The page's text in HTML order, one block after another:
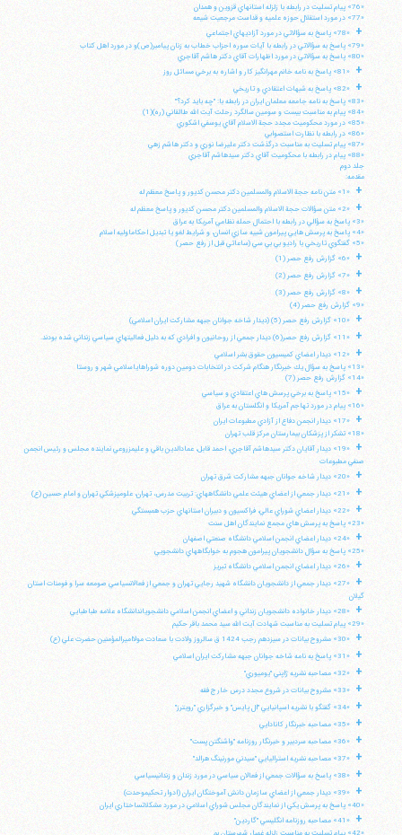
«76» پيام تسليت در رابطه با زلزله استانهاي قزوين و همدان
«77» در مورد استقلال حوزه علميه و قداست مرجعيت شيعه
+
«78» پاسخ به سؤالاتي در مورد آزاديهاي اجتماعي
«79» پاسخ به سؤالاتي در رابطه با آيات سوره احزاب خطاب به زنان پيامبر(ص)و در مورد اهل كتاب
«80» پاسخ به سؤالاتي در مورد اظهارات آقاي دكتر هاشم آقاجري
+ «81» پاسخ به نامه خانم مهرانگيز كار و اشاره به برخي مسائل روز
+
«82» پاسخ به شبهات اعتقادي و تاريخي
«83» پاسخ به نامه جامعه معلمان ايران در رابطه با: "چه بايد كرد؟"
«84» پيام به مناسبت بيست و سومين سالگرد رحلت آيت الله طالقاني (ره)(1)
«85» در مورد محكوميت مجدد حجة الاسلام آقاي يوسفي اشكوري
«86» در رابطه با نظارت استصوابي
«87» پيام تسليت به مناسبت درگذشت دكتر عليرضا نوري و دكتر هاشم زهي
«88» پيام در رابطه با محكوميت آقاي دكتر سيدهاشم آقاجري
جلد دوم
مقدمه:
+ «1» متن نامه حجة الاسلام والمسلمين دكتر محسن كديور و پاسخ معظم له
+
«2» متن سؤالات حجة الاسلام والمسلمين دكتر محسن كديور و پاسخ معظم له
«3» پاسخ به سؤالي در رابطه با احتمال حمله نظامي آمريكا به عراق
«4» پاسخ به پرسش هايي پيرامون شبيه سازي انسان، و شرايط لغو يا تبديل احكاماوليه اسلام
«5» گفتگوي تاريخي با راديو بي بي سي (ساعاتي قبل از رفع حصر)
+ «6» گزارش رفع حصر (1)
+ «7» گزارش رفع حصر (2)
+
«8» گزارش رفع حصر (3)
«9» گزارش رفع حصر (4)
+ «10» گزارش رفع حصر (5) (ديدار شاخه جوانان جبهه مشاركت ايران اسلامي)
+ «11» گزارش رفع حصر(6) ديدار جمعي از روحانيون و افرادي كه به دليل فعاليتهاي سياسي زنداني شده بودند.
+
«12» ديدار اعضاي كميسيون حقوق بشر اسلامي
«13» پاسخ به سؤال يك خبرنگار هنگام شركت در انتخابات دومين دوره شوراهاياسلامي شهر و روستا
«14» گزارش رفع حصر (7)
+
«15» پاسخ به برخي پرسش هاي اعتقادي و سياسي
«16» پيام در مورد تهاجم آمريكا و انگلستان به عراق
+
«17» ديدار انجمن دفاع از آزادي مطبوعات ايران
«18» تشكر از پزشكان بيمارستان مركز قلب تهران
+
«19» ديدار آقايان دكتر سيدهاشم آقاجري، احمد قابل، عمادالدين باقي و عليمزروعي نماينده مجلس و رئيس انجمن
صنفي مطبوعات
+ «20» ديدار شاخه جوانان جبهه مشاركت شرق تهران
+ «21» ديدار جمعي از اعضاي هيئت علمي دانشگاههاي: تربيت مدرس، تهران، علومپزشكي تهران و امام حسين (ع)
+
«22» ديدار اعضاي شوراي عالي، فراكسيون و دبيران استانهاي حزب همبستگي
«23» پاسخ به پرسش هاي مجمع نمايندگان اهل سنت
+
«24» ديدار اعضاي انجمن اسلامي دانشگاه صنعتي اصفهان
«25» پاسخ به سؤال دانشجويان پيرامون هجوم به خوابگاههاي دانشجويي
+ «26» ديدار اعضاي انجمن اسلامي دانشگاه تبريز
+
«27» ديدار جمعي از دانشجويان دانشگاه شهيد رجايي تهران و جمعي از فعالانسياسي صومعه سرا و فومنات استان
گيلان
+
«28» ديدار خانواده دانشجويان زنداني و اعضاي انجمن اسلامي دانشجوياندانشگاه علامه طباطبايي
«29» پيام تسليت به مناسبت شهادت آيت الله سيد محمد باقر حكيم
+ «30» مشروح بيانات در سيزدهم رجب 1424 ق سالروز ولادت با سعادت مولااميرالمؤمنين حضرت علي (ع)
+ «31» پاسخ به نامه شاخه جوانان جبهه مشاركت ايران اسلامي
+ «32» مصاحبه نشريه ژاپني "يوميوري"
+ «33» مشروح بيانات در شروع مجدد درس خارج فقه
+ «34» گفتگو با نشريه اسپانيايي "ال پايس" و خبرگزاري "رويترز"
+ «35» مصاحبه خبرنگار كانادايي
+ «36» مصاحبه سردبير و خبرنگار روزنامه "واشنگتن پست"
+ «37» مصاحبه نشريه استراليايي "سيدني مورنينگ هرالد"
+ «38» پاسخ به سؤالات جمعي از فعالان سياسي در مورد زندان و زندانيسياسي
+
«39» ديدار جمعي از اعضاي سازمان دانش آموختگان ايران (ادوار تحكيموحدت)
«40» پاسخ به پرسش يكي از نمايندگان مجلس شوراي اسلامي در مورد مشكلاتساختاري ايران
+
«41» مصاحبه روزنامه انگليسي "گاردين"